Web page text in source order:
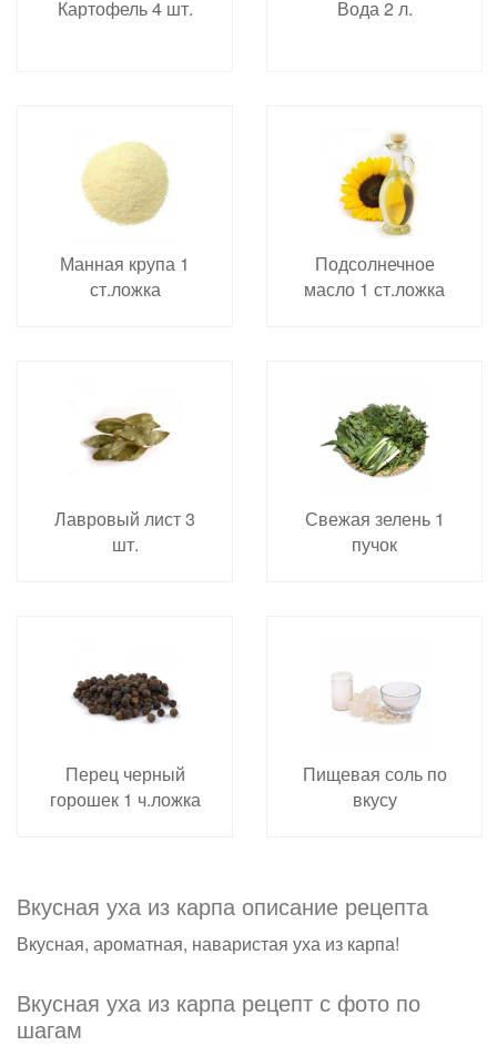
Картофель 4 шт. Вода 2 л.
Манная крупа 1
ст.ложка
Подсолнечное
масло 1 ст.ложка
Лавровый лист 3
шт.
Свежая зелень 1
пучок
Перец черный
горошек 1 ч.ложка
Пищевая соль по
вкусу
Вкусная уха из карпа описание рецепта
Вкусная, ароматная, наваристая уха из карпа!
Вкусная уха из карпа рецепт с фото по
шагам